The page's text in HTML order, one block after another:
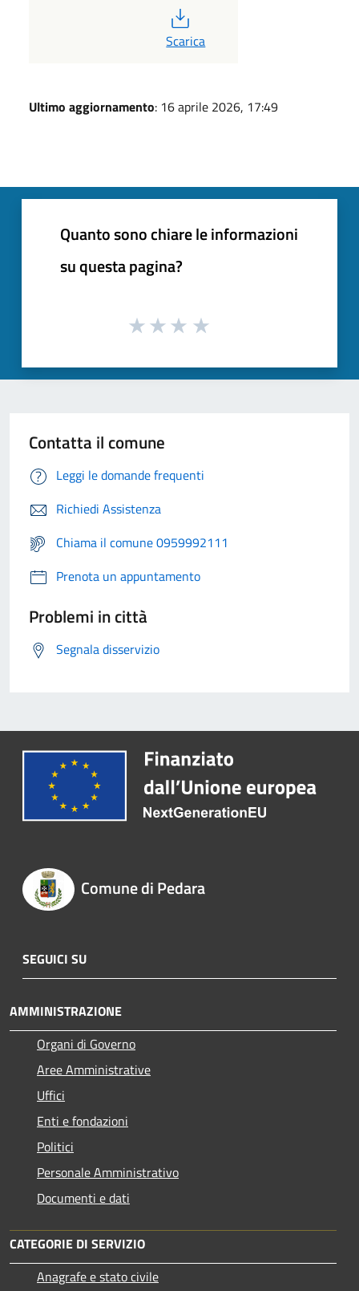
PDF
Scarica
Ultimo aggiornamento: 16 aprile 2026, 17:49
Quanto sono chiare le informazioni
su questa pagina?
Contatta il comune
Leggi le domande frequenti
Richiedi Assistenza
Chiama il comune 0959992111
Prenota un appuntamento
Problemi in città
Segnala disservizio
Comune di Pedara
SEGUICI SU
AMMINISTRAZIONE
Organi di Governo
Aree Amministrative
Uffici
Enti e fondazioni
Politici
Personale Amministrativo
Documenti e dati
CATEGORIE DI SERVIZIO
Anagrafe e stato civile